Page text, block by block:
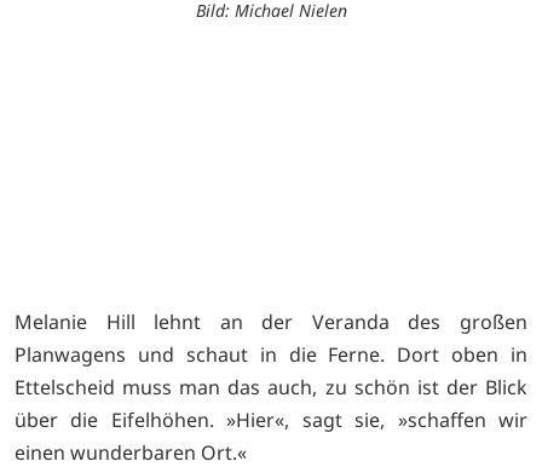
Bild: Michael Nielen
Melanie Hill lehnt an der Veranda des großen
Planwagens und schaut in die Ferne. Dort oben in
Ettelscheid muss man das auch, zu schön ist der Blick
über die Eifelhöhen. »Hier«, sagt sie, »schaffen wir
einen wunderbaren Ort.«